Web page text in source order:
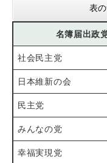
表
名簿届出政
社会民主党
日本維新の会
民主党
みんなの党
幸福実現党